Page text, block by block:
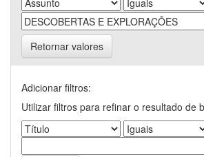
Retornar valores
Adicionar filtros:
Utilizar filtros para refinar o resultado de